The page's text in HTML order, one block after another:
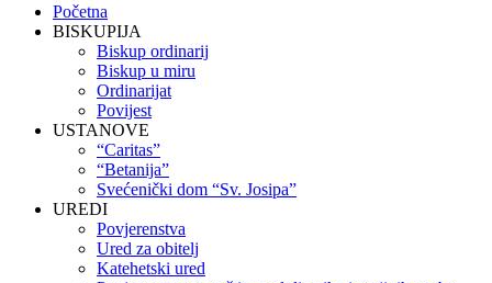
Primary
Menu
Skip
Početna
BISKUPIJA
Biskup ordinarij
Biskup u miru
Ordinarijat
Povijest
USTANOVE
“Caritas”
“Betanija”
Svećenički dom “Sv. Josipa”
UREDI
Povjerenstva
Ured za obitelj
Katehetski ured